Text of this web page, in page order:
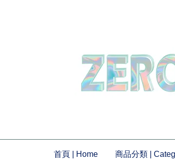
首頁 | Home 商品分類 |